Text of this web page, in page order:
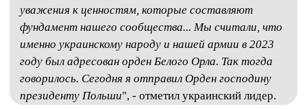
уважения к ценностям, которые составляют
фундамент нашего сообщества... Мы считали, что
именно украинскому народу и нашей армии в 2023
году был адресован орден Белого Орла. Так тогда
говорилось. Сегодня я отправил Орден господину
президенту Польши", - отметил украинский лидер.